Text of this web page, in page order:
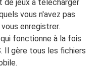
de jeux à télécharger
vous n'avez pas
enregistrer.
fonctionne à la fois
Il gère tous les fichiers